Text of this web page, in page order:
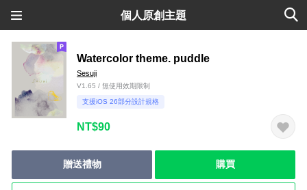
個人原創主題
Watercolor theme. puddle
Sesuji
V1.65 / 無使用效期限制
支援iOS 26部分設計規格
NT$90
贈送禮物 購買